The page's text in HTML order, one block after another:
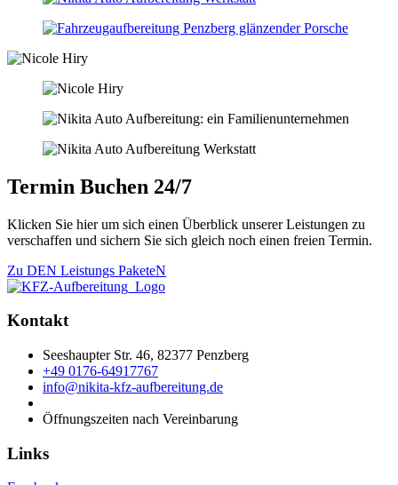
Termin Buchen 24/7
Klicken Sie hier um sich einen Überblick unserer Leistungen zu
verschaffen und sichern Sie sich gleich noch einen freien Termin.
Zu DEN Leistungs PaketeN
Kontakt
Seeshaupter Str. 46, 82377 Penzberg
+49 0176-64917767
info@nikita-kfz-aufbereitung.de
Öffnungszeiten nach Vereinbarung
Links